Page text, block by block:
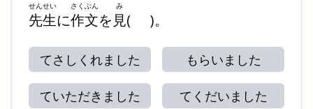
先生
せんせい
に作文
さくぶん
を 見
み
( )。
てさしくれました もらいました
ていただきました てくだいました